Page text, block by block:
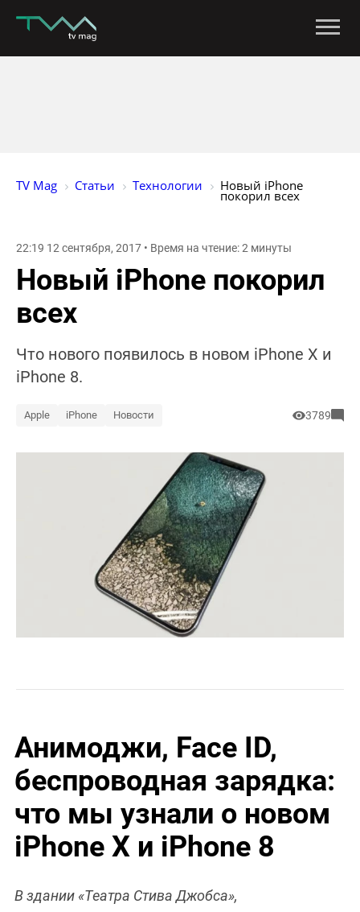
TV Mag Статьи Технологии Новый iPhone
покорил всех
22:19 12 сентября, 2017 • Время на чтение: 2 минуты
Новый iPhone покорил
всех
Что нового появилось в новом iPhone X и
iPhone 8.
Apple iPhone Новости 3789
Анимоджи, Face ID,
беспроводная зарядка:
что мы узнали о новом
iPhone X и iPhone 8
В здании «Театра Стива Джобса»,